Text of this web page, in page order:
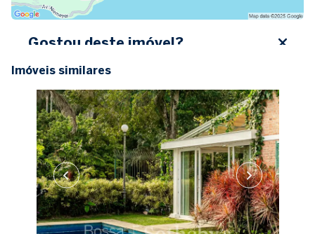
Gostou deste imóvel?
Preencha seus dados abaixo, entre em contato ou
Nome completo
E-mail
Celular (WhatsApp)
+1
Desejo utilizar financiamento
Imóveis similares